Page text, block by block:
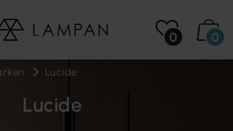
0 0
Lucide
Lucide